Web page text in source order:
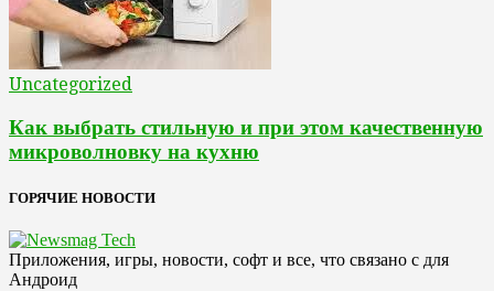
Uncategorized
Как выбрать стильную и при этом качественную
микроволновку на кухню
ГОРЯЧИЕ НОВОСТИ
Приложения, игры, новости, софт и все, что связано с для
Андроид